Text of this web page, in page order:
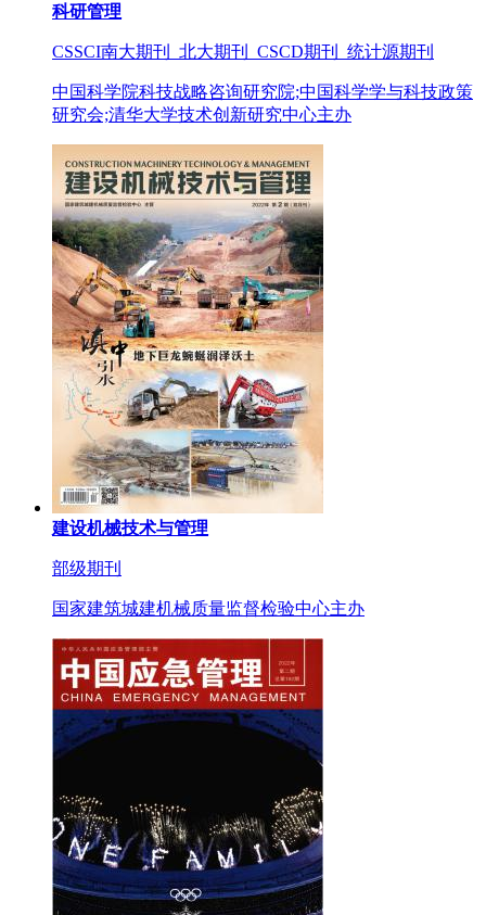
科研管理
CSSCI南大期刊 北大期刊 CSCD期刊 统计源期刊
中国科学院科技战略咨询研究院;中国科学学与科技政策
研究会;清华大学技术创新研究中心主办
建设机械技术与管理
部级期刊
国家建筑城建机械质量监督检验中心主办